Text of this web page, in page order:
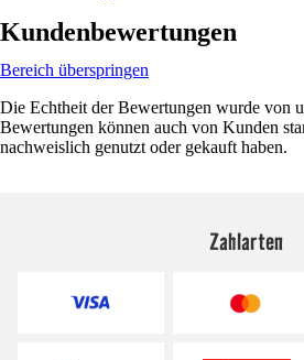
Kundenbewertungen
Bereich überspringen
Die Echtheit der Bewertungen wurde von
Bewertungen können auch von Kunden
nachweislich genutzt oder gekauft haben.
Zahlarten